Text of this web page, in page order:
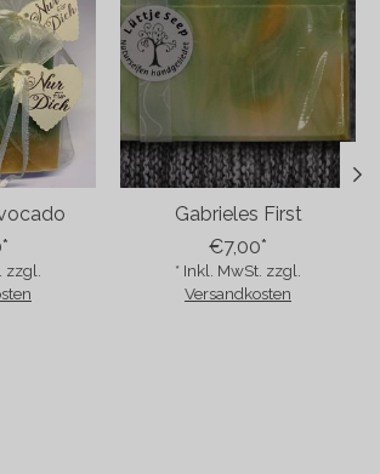
zzgl.
Gabrieles First
€7,00*
* Inkl. MwSt. zzgl.
Versandkosten